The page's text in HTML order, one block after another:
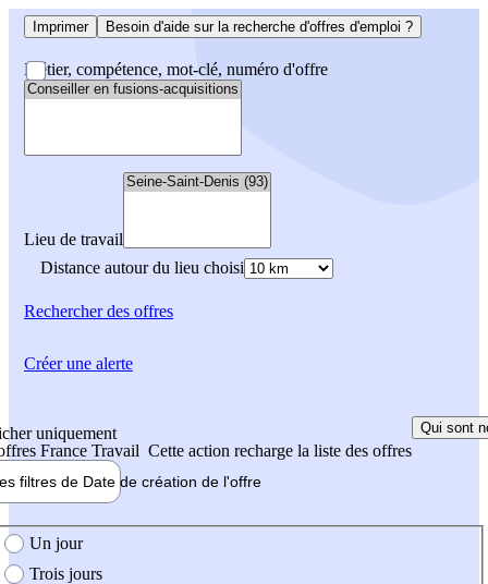
Imprimer Besoin d'aide sur la recherche d'offres d'emploi ?
Métier, compétence, mot-clé, numéro d'offre
Lieu de travail
Distance autour du lieu choisi
Rechercherdes offres
uniquement
France Travail Cette action recharge la liste des offres
Qui sont
filtres de Date de création de l'offre
création de l'offre
Un jour
Trois jours
Créer une alerte